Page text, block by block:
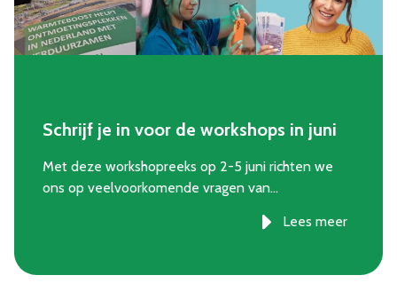
Schrijf je in voor de workshops in juni
Met deze workshopreeks op 2-5 juni richten we
ons op veelvoorkomende vragen van…
Lees meer